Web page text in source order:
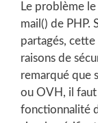
Le problème
mail() de PHP.
partagés,
raisons de
remarqué que
ou OVH, il
fonctionnalité